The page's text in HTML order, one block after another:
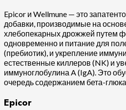
Epicor и Wellmune — это
добавки, производимые на
хлебопекарных дрожжей путем
одновременно и питание для
(пребиотик), и укрепление
естественные киллеров (NK) и
иммуноглобулина A (IgA). Это
очередь содержанием бета-
Epicor